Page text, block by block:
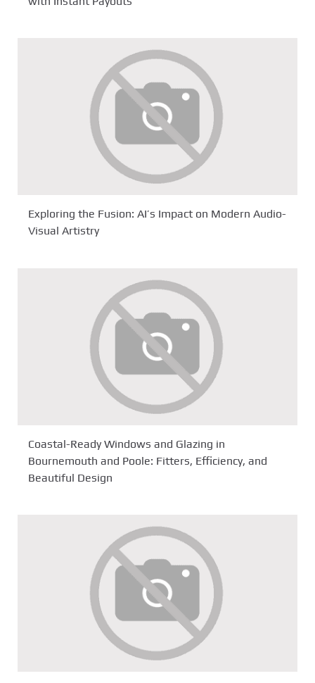
Exploring the Fusion: AI’s Impact on Modern Audio-
Visual Artistry
Coastal-Ready Windows and Glazing in
Bournemouth and Poole: Fitters, Efficiency, and
Beautiful Design